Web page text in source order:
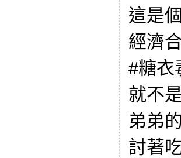
這是
經濟
#糖衣
就不
弟弟
討著